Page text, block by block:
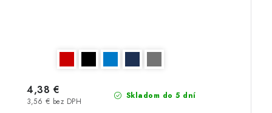
Skladom do 5 dní
3,56 € bez DPH
4,38 €